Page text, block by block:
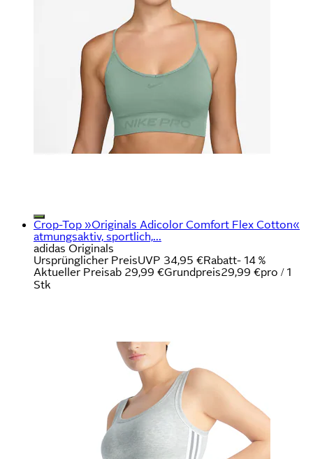
Crop-Top »Originals Adicolor Comfort Flex Cotton«
atmungsaktiv, sportlich,...
adidas Originals
Ursprünglicher PreisUVP 34,95 €Rabatt- 14 %
Aktueller Preisab 29,99 €Grundpreis29,99 €pro / 1
Stk